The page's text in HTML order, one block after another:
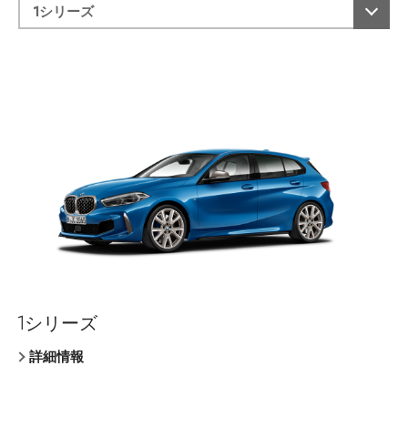
1シリーズ
詳細情報
クーペ
詳細情報
セダン
詳細情報
クーペ
詳細情報
セダン
詳細情報
7シリーズ
詳細情報
8 シリーズ クーペ
詳細情報
X1
詳細情報
Z4
詳細情報
M2
詳細情報
BMW i3
詳細情報